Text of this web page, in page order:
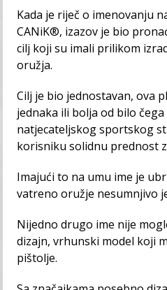
Kada je riječ o imenovanju
CANiK®️, izazov je bio
cilj koji su imali prilikom
oružja.
Cilj je bio jednostavan, ova
jednaka ili bolja od bilo
natjecateljskog sportskog
korisniku solidnu prednost
Imajući to na umu ime je
vatreno oružje nesumnjivo je
Nijedno drugo ime nije
dizajn, vrhunski model koji
pištolje.